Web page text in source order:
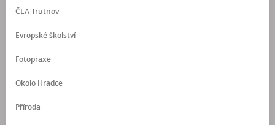
ČLA Trutnov
Evropské školství
Fotopraxe
Okolo Hradce
Příroda